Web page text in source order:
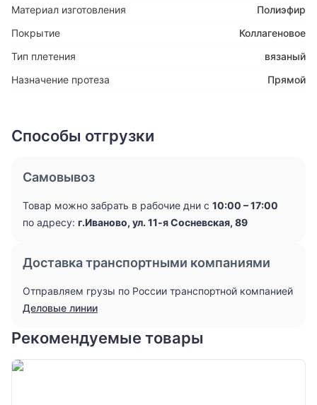
Материал изготовления
Полиэфир
Покрытие
Коллагеновое
Тип плетения
вязаный
Назначение протеза
Прямой
Способы отгрузки
Самовывоз
Товар можно забрать в рабочие дни с 10:00 – 17:00
по адресу: г.Иваново, ул. 11-я Сосневская, 89
Доставка транспортными компаниями
Отправляем грузы по России транспортной компанией
Деловые линии
Рекомендуемые товары